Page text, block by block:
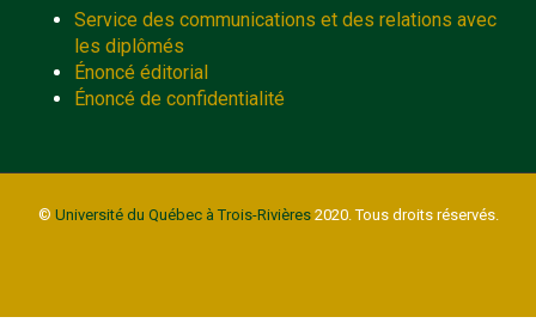
Service des communications et des relations avec
les diplômés
Énoncé éditorial
Énoncé de confidentialité
© Université du Québec à Trois-Rivières2020. Tous droits réservés.